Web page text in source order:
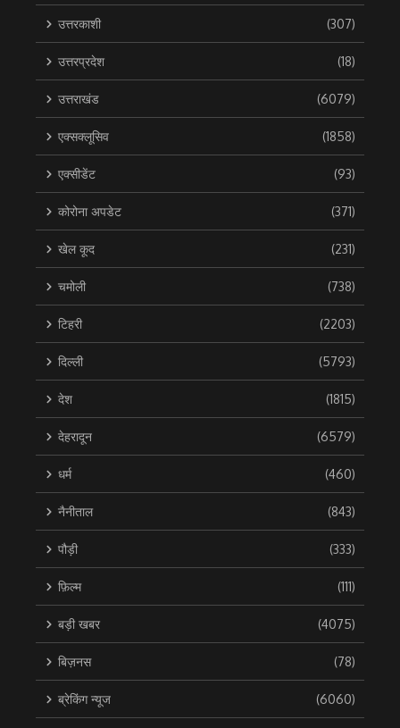
उत्तरकाशी (307)
उत्तरप्रदेश (18)
उत्तराखंड (6079)
एक्सक्लूसिव (1858)
एक्सीडेंट (93)
कोरोना अपडेट (371)
खेल कूद (231)
चमोली (738)
टिहरी (2203)
दिल्ली (5793)
देश (1815)
देहरादून (6579)
धर्म (460)
नैनीताल (843)
पौड़ी (333)
फ़िल्म (111)
बड़ी खबर (4075)
बिज़नस (78)
ब्रेकिंग न्यूज (6060)